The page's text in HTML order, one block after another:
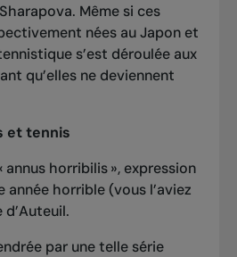
Même si ces
nées au Japon et
s’est déroulée aux
qu’elles ne deviennent
et tennis
annus horribilis », expression
année horrible (vous l’aviez
par une telle série